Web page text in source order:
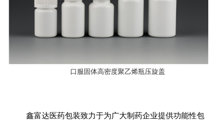
口服固体高密度聚乙烯瓶压旋盖
鑫富达医药包装致力于为广大制药企业提供功能性包